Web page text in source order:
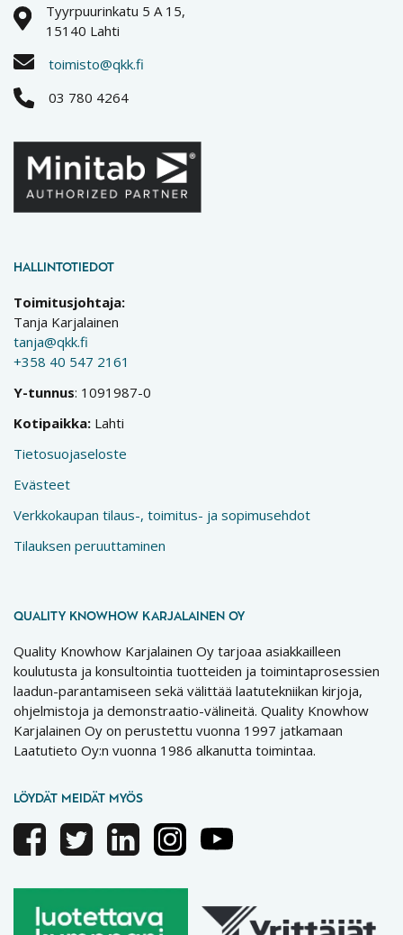
Tyyrpuurinkatu 5 A 15,
15140 Lahti
toimisto@qkk.fi
03 780 4264
HALLINTOTIEDOT
Toimitusjohtaja:
Tanja Karjalainen
tanja@qkk.fi
+358 40 547 2161
Y-tunnus: 1091987-0
Kotipaikka: Lahti
Tietosuojaseloste
Evästeet
Verkkokaupan tilaus-, toimitus- ja sopimusehdot
Tilauksen peruuttaminen
QUALITY KNOWHOW KARJALAINEN OY
Quality Knowhow Karjalainen Oy tarjoaa asiakkailleen
koulutusta ja konsultointia tuotteiden ja toimintaprosessien
laadun-parantamiseen sekä välittää laatutekniikan kirjoja,
ohjelmistoja ja demonstraatio-välineitä. Quality Knowhow
Karjalainen Oy on perustettu vuonna 1997 jatkamaan
Laatutieto Oy:n vuonna 1986 alkanutta toimintaa.
LÖYDÄT MEIDÄT MYÖS
FacebookTwitterLinkedinInstagramYoutube